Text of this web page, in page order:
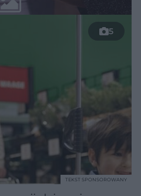
5
TEKST SPONSOROWANY